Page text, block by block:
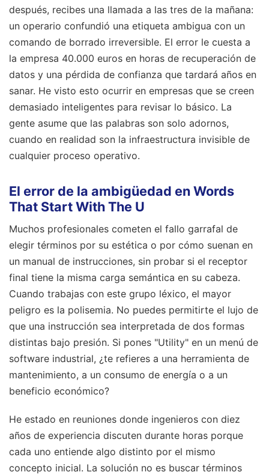
después, recibes una llamada a las tres de la mañana:
un operario confundió una etiqueta ambigua con un
comando de borrado irreversible. El error le cuesta a
la empresa 40.000 euros en horas de recuperación de
datos y una pérdida de confianza que tardará años en
sanar. He visto esto ocurrir en empresas que se creen
demasiado inteligentes para revisar lo básico. La
gente asume que las palabras son solo adornos,
cuando en realidad son la infraestructura invisible de
cualquier proceso operativo.
El error de la ambigüedad en Words
That Start With The U
Muchos profesionales cometen el fallo garrafal de
elegir términos por su estética o por cómo suenan en
un manual de instrucciones, sin probar si el receptor
final tiene la misma carga semántica en su cabeza.
Cuando trabajas con este grupo léxico, el mayor
peligro es la polisemia. No puedes permitirte el lujo de
que una instrucción sea interpretada de dos formas
distintas bajo presión. Si pones "Utility" en un menú de
software industrial, ¿te refieres a una herramienta de
mantenimiento, a un consumo de energía o a un
beneficio económico?
He estado en reuniones donde ingenieros con diez
años de experiencia discuten durante horas porque
cada uno entiende algo distinto por el mismo
concepto inicial. La solución no es buscar términos